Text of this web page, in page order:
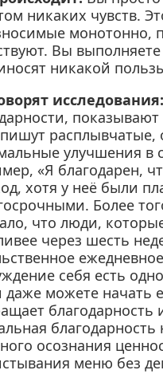
никаких чувств.
монотонно,
Вы
никакой
исследования:
расплывчатые,
улучшения в
«Я благодарен,
хотя у неё были
Более
что люди,
через шесть
себя есть
даже можете начать
осознания
меню без